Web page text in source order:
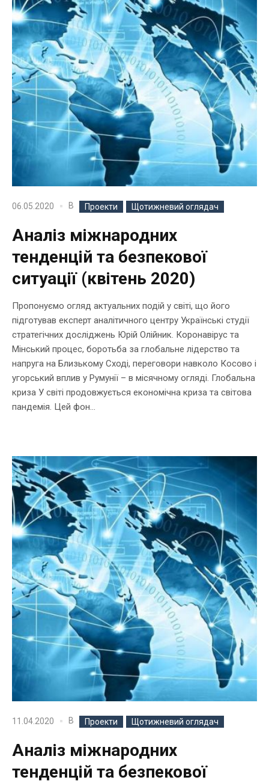
06.05.2020 В Проекти Щотижневий оглядач
Аналіз міжнародних
тенденцій та безпекової
ситуації (квітень 2020)
Пропонуємо огляд актуальних подій у світі, що його
підготував експерт аналітичного центру Українські студії
стратегічних досліджень Юрій Олійник. Коронавірус та
Мінський процес, боротьба за глобальне лідерство та
напруга на Близькому Сході, переговори навколо Косово і
угорський вплив у Румунії – в місячному огляді. Глобальна
криза У світі продовжується економічна криза та світова
пандемія. Цей фон...
11.04.2020 В Проекти Щотижневий оглядач
Аналіз міжнародних
тенденцій та безпекової